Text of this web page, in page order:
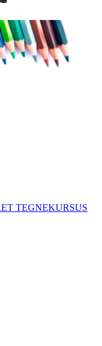
TEGNEKURSUS